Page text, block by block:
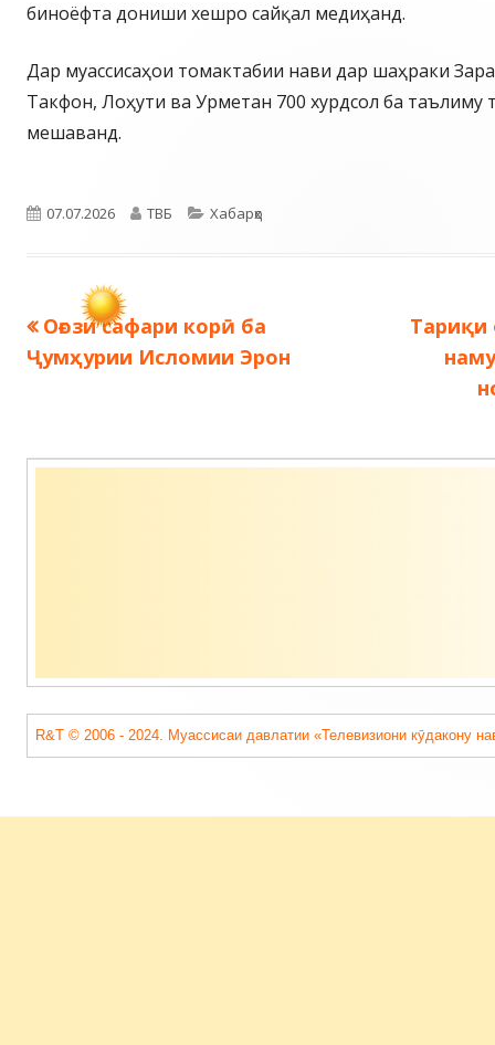
биноёфта дониши хешро сайқал медиҳанд.
Дар муассисаҳои томактабии нави дар шаҳраки
Такфон, Лоҳути ва Урметан 700 хурдсол ба таълиму
мешаванд.
Опубликовано
07.07.2026 Автор
ТВБ Рубрики
Хабарҳо
Навигация
по
Предыдущая
запись:
Оғози сафари корӣ ба
Ҷумҳурии Исломии Эрон
запись:
Содержимое
R&T © 2006 - 2024. Муассисаи давлатии «Телевизиони кӯдакону